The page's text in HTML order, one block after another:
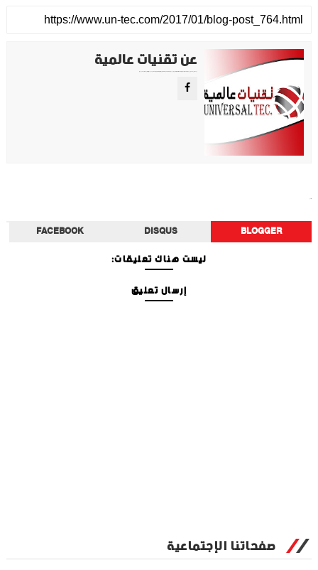
عن تقنيات عالمية
BLOGGER
DISQUS
FACEBOOK
ليست هناك تعليقات:
إرسال تعليق
صفحاتنا الإجتماعية